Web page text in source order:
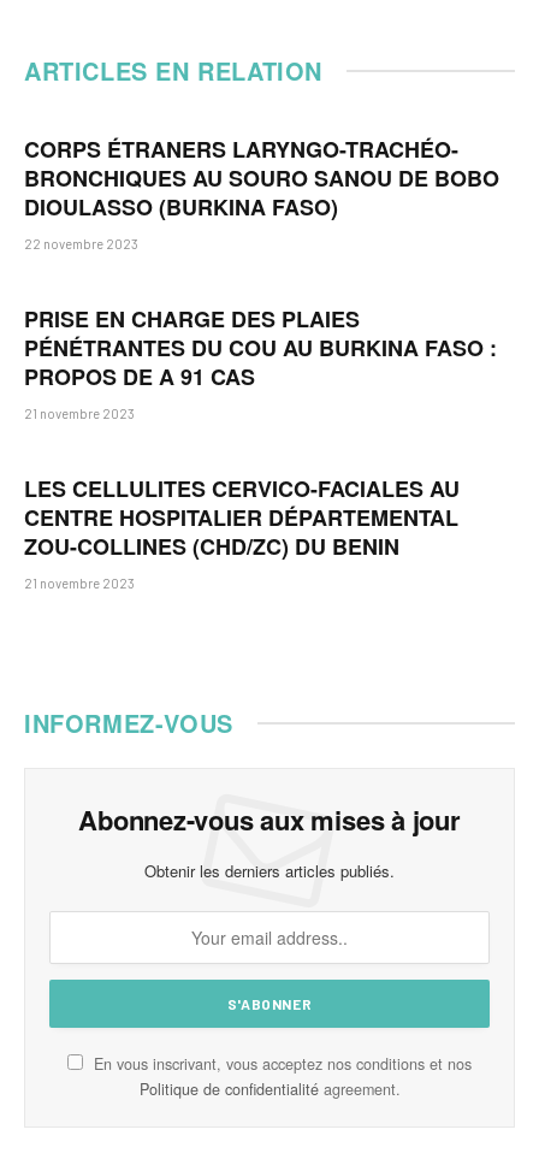
ARTICLES EN RELATION
CORPS ÉTRANERS LARYNGO-TRACHÉO-
BRONCHIQUES AU SOURO SANOU DE BOBO
DIOULASSO (BURKINA FASO)
22 novembre 2023
PRISE EN CHARGE DES PLAIES
PÉNÉTRANTES DU COU AU BURKINA FASO :
PROPOS DE A 91 CAS
21 novembre 2023
LES CELLULITES CERVICO-FACIALES AU
CENTRE HOSPITALIER DÉPARTEMENTAL
ZOU-COLLINES (CHD/ZC) DU BENIN
21 novembre 2023
INFORMEZ-VOUS
Abonnez-vous aux mises à jour
Obtenir les derniers articles publiés.
En vous inscrivant, vous acceptez nos conditions et nos
Politique de confidentialitéagreement.